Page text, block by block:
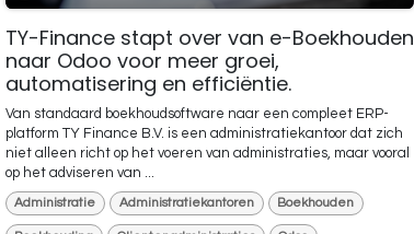
TY-Finance stapt over van e-Boekhouden
naar Odoo voor meer groei,
automatisering en efficiëntie.
Van standaard boekhoudsoftware naar een compleet ERP-
platform TY Finance B.V. is een administratiekantoor dat zich
niet alleen richt op het voeren van administraties, maar vooral
op het adviseren van ...
Administratie Administratiekantoren Boekhouden